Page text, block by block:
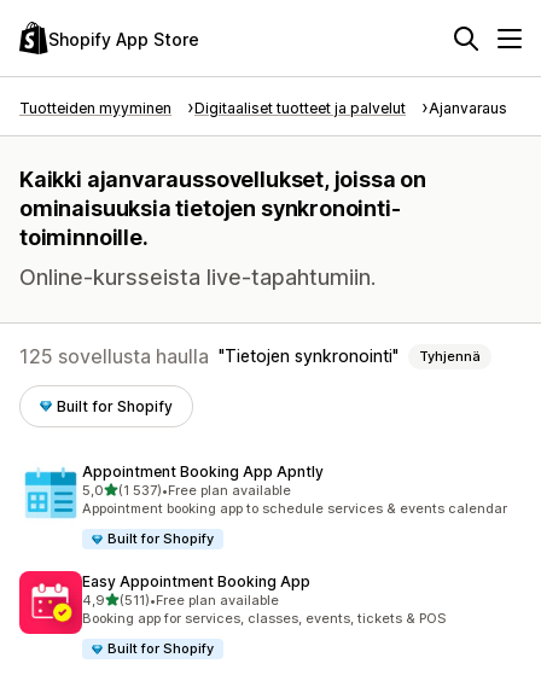
Shopify App Store
Tuotteiden myyminen Digitaaliset tuotteet ja palvelut Ajanvaraus
Kaikki ajanvaraussovellukset, joissa on
ominaisuuksia tietojen synkronointi-
toiminnoille.
Online-kursseista live-tapahtumiin.
125 sovellusta haulla Tietojen synkronointi Tyhjennä
Built for Shopify
Appointment Booking App Apntly
5,0/ 5 tähteä
(1 537)
1537 arvostelua yhteensä
•Free plan available
Appointment booking app to schedule services & events calendar
Built for Shopify
Easy Appointment Booking App
4,9/ 5 tähteä
(511)
511 arvostelua yhteensä
•Free plan available
Booking app for services, classes, events, tickets & POS
Built for Shopify